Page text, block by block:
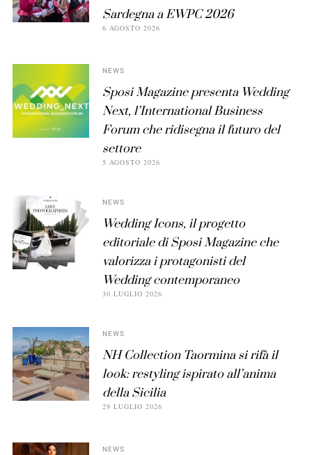
Sardegna a EWPC 2026
6 AGOSTO 2026
NEWS
Sposi Magazine presenta Wedding
Next, l’International Business
Forum che ridisegna il futuro del
settore
5 AGOSTO 2026
NEWS
Wedding Icons, il progetto
editoriale di Sposi Magazine che
valorizza i protagonisti del
Wedding contemporaneo
30 LUGLIO 2026
NEWS
NH Collection Taormina si rifà il
look: restyling ispirato all’anima
della Sicilia
29 LUGLIO 2026
NEWS